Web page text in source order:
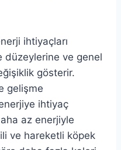
ihtiyaçları
düzeylerine ve genel
gösterir.
gelişme
ihtiyaç
az enerjiyle
ve hareketli köpek